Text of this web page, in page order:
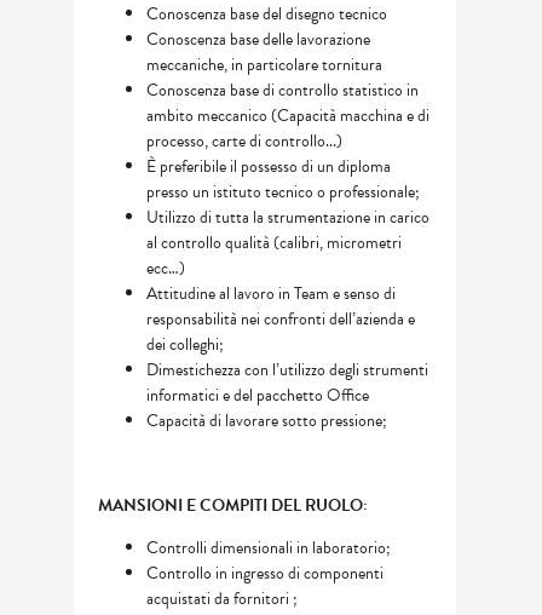
Conoscenza base del disegno tecnico
Conoscenza base delle lavorazione
meccaniche, in particolare tornitura
Conoscenza base di controllo statistico in
ambito meccanico (Capacità macchina e di
processo, carte di controllo...)
È preferibile il possesso di un diploma
presso un istituto tecnico o professionale;
Utilizzo di tutta la strumentazione in carico
al controllo qualità (calibri, micrometri
ecc…)
Attitudine al lavoro in Team e senso di
responsabilità nei confronti dell’azienda e
dei colleghi;
Dimestichezza con l’utilizzo degli strumenti
informatici e del pacchetto Office
Capacità di lavorare sotto pressione;
MANSIONI E COMPITI DEL RUOLO:
Controlli dimensionali in laboratorio;
Controllo in ingresso di componenti
acquistati da fornitori ;